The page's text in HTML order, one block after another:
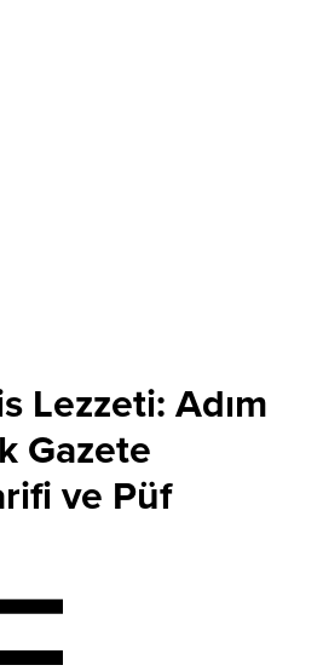
Lezzeti: Adım
Gazete
ve Püf